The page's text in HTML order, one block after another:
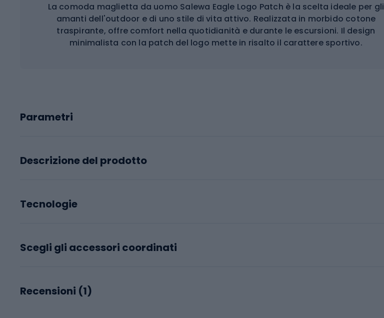
La comoda maglietta da uomo Salewa Eagle Logo Patch è la scelta ideale per gli
amanti dell'outdoor e di uno stile di vita attivo. Realizzata in morbido cotone
traspirante, offre comfort nella quotidianità e durante le escursioni. Il design
minimalista con la patch del logo mette in risalto il carattere sportivo.
Parametri
Descrizione del prodotto
Tecnologie
Scegli gli accessori coordinati
Recensioni (1)